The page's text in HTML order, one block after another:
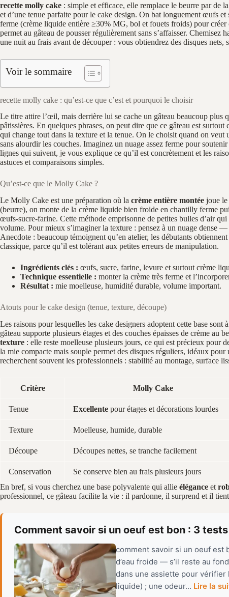
recette molly cake : simple et efficace, elle remplace le beurre par de
et d’une tenue parfaite pour le cake design. On bat longuement œufs
ferme (crème liquide entière ≥30% MG, bol et fouets froids) pour
permet au gâteau de pousser régulièrement sans s’affaisser.
une nuit au frais avant de découper : vous obtiendrez des disques
Voir le sommaire
recette molly cake : qu’est-ce que c’est et pourquoi le choisir
Le titre attire l’œil, mais derrière lui se cache un gâteau beaucoup plus
pâtissières. En quelques phrases, on peut dire que ce gâteau est
qui change tout dans la texture et la tenue. On le choisit quand on
sans alourdir les couches. Imaginez un nuage assez ferme pour
lignes qui suivent, je vous explique ce qu’il est concrètement et les
astuces et comparaisons simples.
Qu’est‑ce que le Molly Cake ?
Le Molly Cake est une préparation où la crème entière montée joue
(beurre), on monte de la crème liquide bien froide en chantilly ferme
œufs‑sucre‑farine. Cette méthode emprisonne de petites bulles d’air
volume. Pour mieux s’imaginer la texture : pensez à un nuage dense
Anecdote : beaucoup témoignent qu’en atelier, les débutants
classique, parce qu’il est tolérant aux petites erreurs de manipulation.
Ingrédients clés : œufs, sucre, farine, levure et surtout crème
Technique essentielle : monter la crème très ferme et
Résultat : mie moelleuse, humidité durable, volume important.
Atouts pour le cake design (tenue, texture, découpe)
Les raisons pour lesquelles les cake designers adoptent cette base sont
gâteau supporte plusieurs étages et des couches épaisses de crème au
texture : elle reste moelleuse plusieurs jours, ce qui est précieux pour
la mie compacte mais souple permet des disques réguliers, idéaux
recherchent souvent les professionnels : stabilité au montage, surface
Critère Molly Cake
Tenue Excellente pour étages et décorations lourdes
Texture Moelleuse, humide, durable
Découpe Découpes nettes, se tranche facilement
Conservation Se conserve bien au frais plusieurs jours
En bref, si vous cherchez une base polyvalente qui allie élégance et
professionnel, ce gâteau facilite la vie : il pardonne, il surprend et il
Comment savoir si un oeuf est bon : 3
comment savoir si un oeuf est
d’eau froide — s’il reste au
dans une assiette pour vérifier
liquide) ; une odeur... Lire la